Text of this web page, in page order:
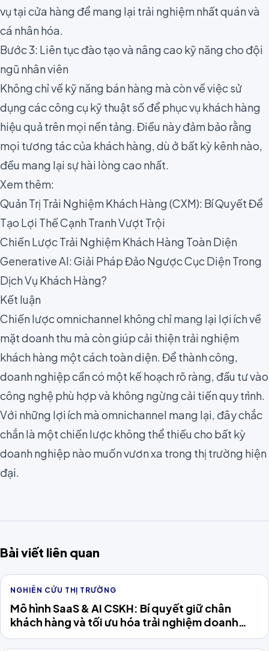
vụ tại cửa hàng để mang lại trải nghiệm nhất quán và
cá nhân hóa.
Bước 3: Liên tục đào tạo và nâng cao kỹ năng cho đội
ngũ nhân viên
Không chỉ về kỹ năng bán hàng mà còn về việc sử
dụng các công cụ kỹ thuật số để phục vụ khách hàng
hiệu quả trên mọi nền tảng. Điều này đảm bảo rằng
mọi tương tác của khách hàng, dù ở bất kỳ kênh nào,
đều mang lại sự hài lòng cao nhất.
Xem thêm:
Quản Trị Trải Nghiệm Khách Hàng (CXM): Bí Quyết Để
Tạo Lợi Thế Cạnh Tranh Vượt Trội
Chiến Lược Trải Nghiệm Khách Hàng Toàn Diện
Generative AI: Giải Pháp Đảo Ngược Cục Diện Trong
Dịch Vụ Khách Hàng?
Kết luận
Chiến lược omnichannel không chỉ mang lại lợi ích về
mặt doanh thu mà còn giúp cải thiện trải nghiệm
khách hàng một cách toàn diện. Để thành công,
doanh nghiệp cần có một kế hoạch rõ ràng, đầu tư vào
công nghệ phù hợp và không ngừng cải tiến quy trình.
Với những lợi ích mà omnichannel mang lại, đây chắc
chắn là một chiến lược không thể thiếu cho bất kỳ
doanh nghiệp nào muốn vươn xa trong thị trường hiện
đại.
Bài viết liên quan
NGHIÊN CỨU THỊ TRƯỜNG
Mô hình SaaS & AI CSKH: Bí quyết giữ chân
khách hàng và tối ưu hóa trải nghiệm doanh
nghiệp Việt